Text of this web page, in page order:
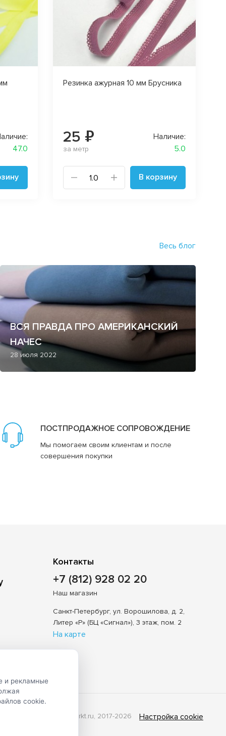
47.0
Резинка ажурная 10 мм Брусника
25 ₽
за метр
Наличие:
5.0
В корзину
Весь блог
ВСЯ ПРАВДА ПРО АМЕРИКАНСКИЙ
НАЧЕС
28 июля 2022
ПОСТПРОДАЖНОЕ СОПРОВОЖДЕНИЕ
Мы помогаем своим клиентам и после
совершения покупки
Контакты
+7 (812) 928 02 20
Наш магазин
Санкт-Петербург, ул. Ворошилова, д. 2,
Литер «Р» (БЦ «Сигнал»), 3 этаж, пом. 2
На карте
© Shveimarkt.ru, 2017-2026 Настройка cookie
и рекламные
cookie.